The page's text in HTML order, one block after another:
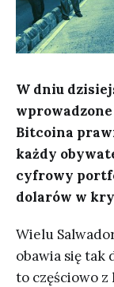
W dniu
Bitcoina
każdy
cyfrowy
dolarów w
Wielu
obawia się tak
to częściowo